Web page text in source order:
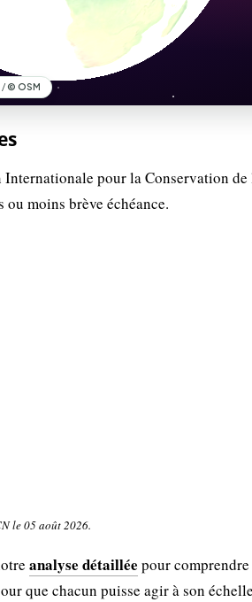
pour la Conservation de
moins brève échéance.
le 05 août 2026.
analyse détaillée pour
que chacun puisse agir à son